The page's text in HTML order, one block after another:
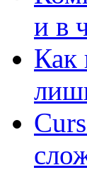
и в
Как